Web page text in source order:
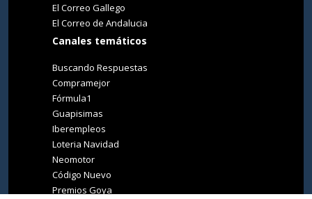
El Correo Gallego
El Correo de Andalucia
Canales temáticos
Buscando Respuestas
Compramejor
Fórmula1
Guapisimas
Iberempleos
Loteria Navidad
Neomotor
Código Nuevo
Premios Goya